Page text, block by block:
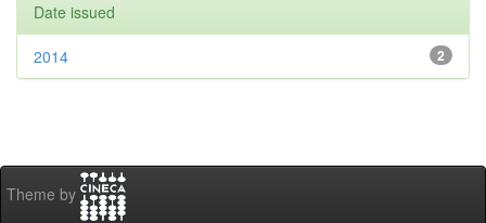
Date issued
2
2014
Theme by